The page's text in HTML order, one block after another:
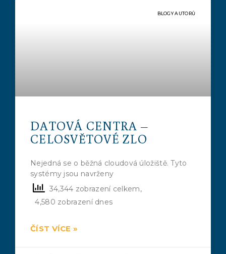
BLOGY AUTORŮ
DATOVÁ CENTRA –
CELOSVĚTOVÉ ZLO
Nejedná se o běžná cloudová úložiště. Tyto
systémy jsou navrženy
34,344 zobrazení celkem,
4,580 zobrazení dnes
ČÍST VÍCE »